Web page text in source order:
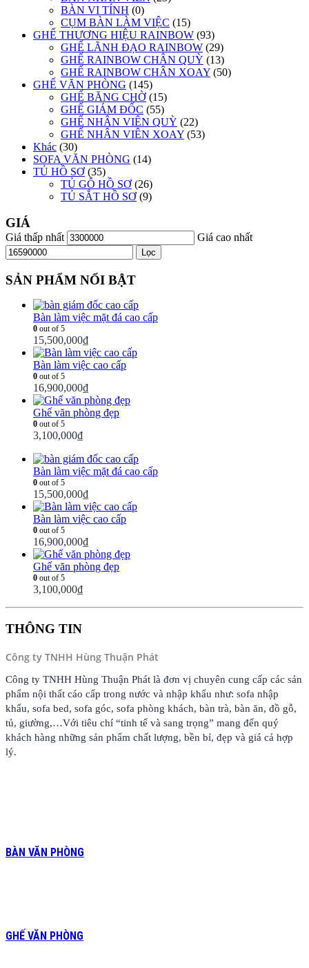
BÀN VI TÍNH (0)
CỤM BÀN LÀM VIỆC (15)
GHẾ THƯƠNG HIỆU RAINBOW (93)
GHẾ LÃNH ĐẠO RAINBOW (29)
GHẾ RAINBOW CHÂN QUỲ (13)
GHẾ RAINBOW CHÂN XOAY (50)
GHẾ VĂN PHÒNG (145)
GHẾ BĂNG CHỜ (15)
GHẾ GIÁM ĐỐC (55)
GHẾ NHÂN VIÊN QUỲ (22)
GHẾ NHÂN VIÊN XOAY (53)
Khác (30)
SOFA VĂN PHÒNG (14)
TỦ HỒ SƠ (35)
TỦ GỖ HỒ SƠ (26)
TỦ SẮT HỒ SƠ (9)
GIÁ
Giá thấp nhất Giá cao nhất
Lọc
SẢN PHẨM NỔI BẬT
Bàn làm việc mặt đá cao cấp
0 out of 5
15,500,000₫
Bàn làm việc cao cấp
0 out of 5
16,900,000₫
Ghế văn phòng đẹp
0 out of 5
3,100,000₫
Bàn làm việc mặt đá cao cấp
0 out of 5
15,500,000₫
Bàn làm việc cao cấp
0 out of 5
16,900,000₫
Ghế văn phòng đẹp
0 out of 5
3,100,000₫
THÔNG TIN
Công ty TNHH Hùng Thuận Phát
Công ty TNHH Hùng Thuận Phát là đơn vị chuyên cung cấp các sản
phẩm nội thất cáo cấp trong nước và nhập khẩu như: sofa nhập
khẩu, sofa bed, sofa góc, sofa phòng khách, bàn trà, bàn ăn, đồ gỗ,
tủ, giường,…Với tiêu chí “tinh tế và sang trọng” mang đến quý
khách hàng những sản phẩm chất lượng, bền bỉ, đẹp và giá cả hợp
lý.
BÀN VĂN PHÒNG
GHẾ VĂN PHÒNG